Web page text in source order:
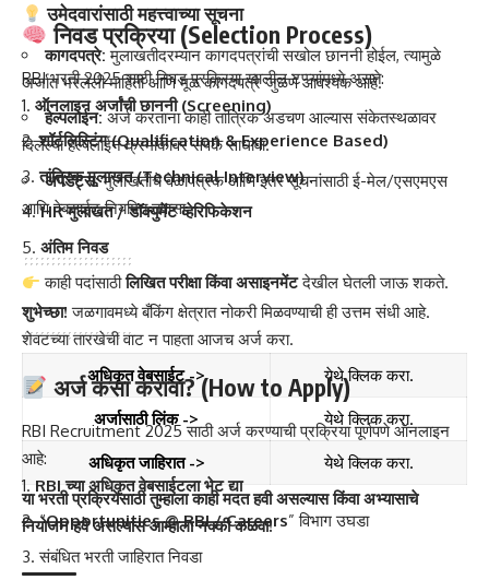
उमेदवारांसाठी महत्त्वाच्या सूचना
कागदपत्रे: मुलाखतीदरम्यान कागदपत्रांची सखोल छाननी होईल, त्यामुळे
अर्जात भरलेली माहिती आणि मूळ कागदपत्रे जुळणे आवश्यक आहे.
हेल्पलाईन:अर्ज करताना काही तांत्रिक अडचण आल्यास संकेतस्थळावर
दिलेल्या हेल्पलाईन क्रमांकावर संपर्क साधावा.
अपडेट्स:मुलाखतीचे वेळापत्रक आणि इतर सूचनांसाठी ई-मेल/एसएमएस
आणि वेबसाईट नियमित तपासा.
शुभेच्छा! जळगावमध्ये बँकिंग क्षेत्रात नोकरी मिळवण्याची ही उत्तम संधी आहे.
शेवटच्या तारखेची वाट न पाहता आजच अर्ज करा.
अधिकृत वेबसाईट ->
येथे क्लिक करा.
अर्जासाठी लिंक -> येथे क्लिक करा.
अधिकृत जाहिरात ->
येथे क्लिक करा.
या भरती प्रक्रियेसाठी तुम्हाला काही मदत हवी असल्यास किंवा अभ्यासाचे
नियोजन हवे असल्यास आम्हाला नक्की कळवा!
निवड प्रक्रिया (Selection Process)
RBI भरती 2025 साठी निवड प्रक्रिया खालील टप्प्यांमध्ये असते:
ऑनलाइन अर्जांची छाननी (Screening)
शॉर्टलिस्टिंग (Qualification & Experience Based)
तांत्रिक मुलाखत (Technical Interview)
HR मुलाखत / डॉक्युमेंट व्हेरिफिकेशन
अंतिम निवड
काही पदांसाठीलिखित परीक्षा किंवा असाइनमेंटदेखील घेतली जाऊ शकते.
अर्ज कसा करावा? (How to Apply)
RBI Recruitment 2025 साठी अर्ज करण्याची प्रक्रिया पूर्णपणे ऑनलाइन
आहे:
RBI च्या अधिकृत वेबसाईटला भेट द्या
“Opportunities @ RBI / Careers” विभाग उघडा
संबंधित भरती जाहिरात निवडा